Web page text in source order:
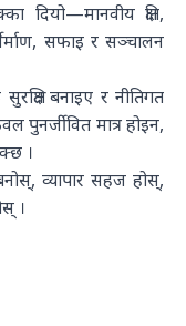
दियो—मानवीय क्षति,
सफाइ र सञ्चालन
बनाइए र नीतिगत
पुनर्जीवित मात्र होइन,
।
व्यापार सहज होस्,
।